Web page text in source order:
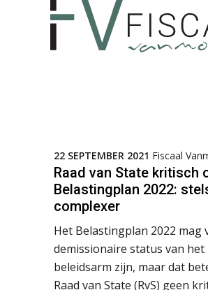
22 SEPTEMBER 2021 Fiscaal
Raad van State kritisch
Belastingplan 2022:
complexer
Het Belastingplan 2022 mag
demissionaire status van
beleidsarm zijn, maar dat
Raad van State (RvS) geen